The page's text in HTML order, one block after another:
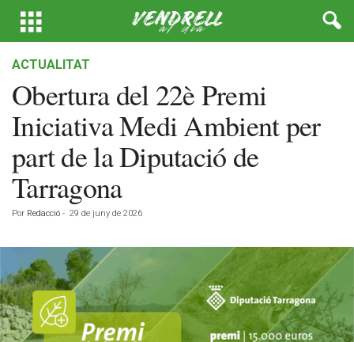
ACTUALITAT
Obertura del 22è Premi
Iniciativa Medi Ambient per
part de la Diputació de
Tarragona
Por Redacció - 29 de juny de 2026